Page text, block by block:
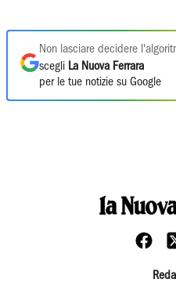
Non lasciare decidere
scegli La Nuova Ferrara
per le tue notizie su Google